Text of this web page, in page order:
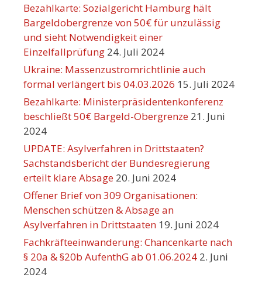
Bezahlkarte: Sozialgericht Hamburg hält
Bargeldobergrenze von 50€ für unzulässig
und sieht Notwendigkeit einer
Einzelfallprüfung 24. Juli 2024
Ukraine: Massenzustromrichtlinie auch
formal verlängert bis 04.03.2026 15. Juli 2024
Bezahlkarte: Ministerpräsidentenkonferenz
beschließt 50€ Bargeld-Obergrenze 21. Juni
2024
UPDATE: Asylverfahren in Drittstaaten?
Sachstandsbericht der Bundesregierung
erteilt klare Absage 20. Juni 2024
Offener Brief von 309 Organisationen:
Menschen schützen & Absage an
Asylverfahren in Drittstaaten 19. Juni 2024
Fachkräfteeinwanderung: Chancenkarte nach
§ 20a & §20b AufenthG ab 01.06.2024 2. Juni
2024